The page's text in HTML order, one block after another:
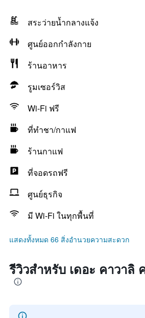
สระว่ายน้ำกลางแจ้ง
ศูนย์ออกกำลังกาย
ร้านอาหาร
รูมเซอร์วิส
Wi-Fi ฟรี
ที่ทำชา/กาแฟ
ร้านกาแฟ
ที่จอดรถฟรี
ศูนย์ธุรกิจ
มี Wi-Fi ในทุกพื้นที่
แสดงทั้งหมด 66 สิ่งอำนวยความสะดวก
รีวิวสำหรับ เดอะ คาวาลิ